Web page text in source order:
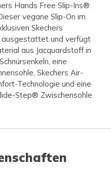
Hands Free Slip-Ins®:
vegane Slip-On im
Skechers
und verfügt
aus Jacquardstoff in
eine
Skechers Air-
Technologie und eine
Step® Zwischensohle